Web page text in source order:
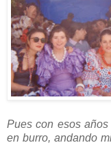
Pues con esos
en burro, andando